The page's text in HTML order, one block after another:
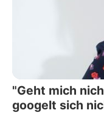
"Geht mich
googelt sich